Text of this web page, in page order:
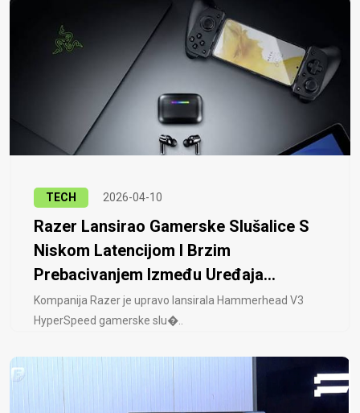
TECH 2026-04-10
Razer Lansirao Gamerske Slušalice S
Niskom Latencijom I Brzim
Prebacivanjem Između Uređaja...
Kompanija Razer je upravo lansirala Hammerhead V3
HyperSpeed ​​gamerske slu�..